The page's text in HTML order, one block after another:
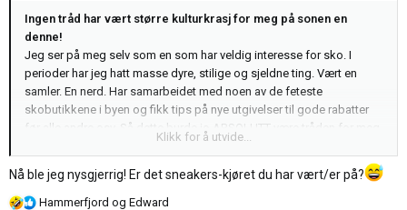
Ingen tråd har vært større kulturkrasj for meg på sonen en
denne!
Jeg ser på meg selv som en som har veldig interesse for sko. I
perioder har jeg hatt masse dyre, stilige og sjeldne ting. Vært en
samler. En nerd. Har samarbeidet med noen av de feteste
skobutikkene i byen og fikk tips på nye utgivelser til gode rabatter
før alle andre osv. Så dette burde jo ABSOLUTT være tråden for meg
Nix
Klikk for å utvide...
Nå ble jeg nysgjerrig! Er det sneakers-kjøret du har vært/er på?
R
Hammerfjord og Edward